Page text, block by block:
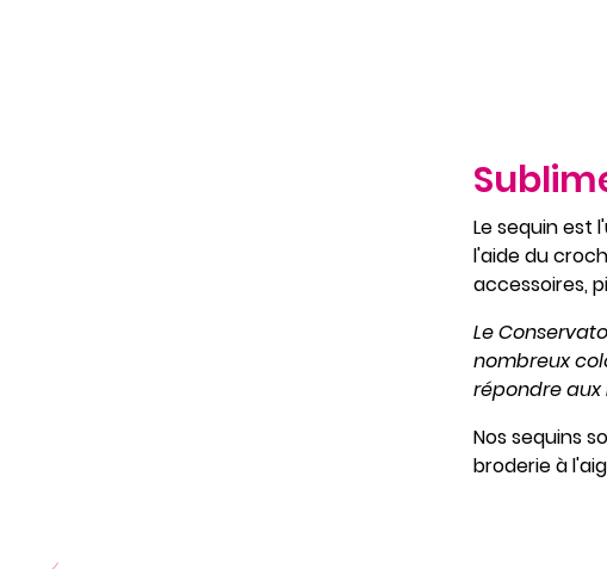
Le sequin est
l'aide du
accessoires,
Le
nombreux
répondre aux
Nos sequins
broderie à